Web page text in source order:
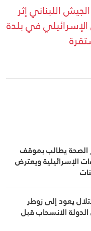
3 عناصر من الجيش اللبناني إثر
في بلدة
الصحة يطالب بموقف
الإسرائيلية ويعترض
يعود إلى زوطر
الدولة الانسحاب قبل